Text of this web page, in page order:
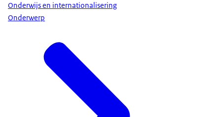
Onderwijs en internationalisering
Onderwerp